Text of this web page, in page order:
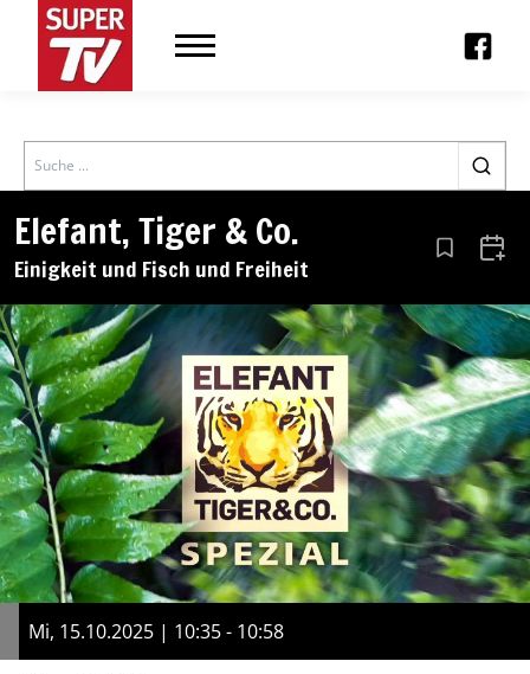
Search
Elefant, Tiger & Co.
Einigkeit und Fisch und Freiheit Aus den
Mi, 15.10.2025 | 10:35 - 10:58